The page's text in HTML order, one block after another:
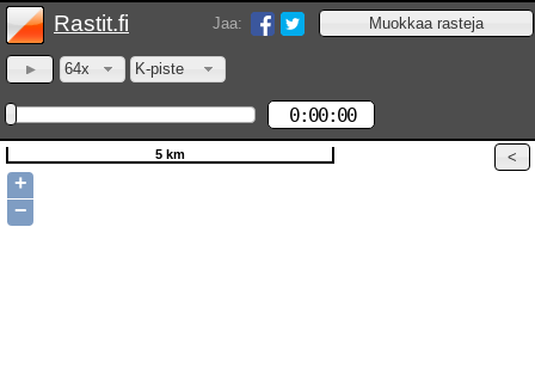
Rastit.fi Jaa:
64x K-piste
0:00:00
5 km
+
−